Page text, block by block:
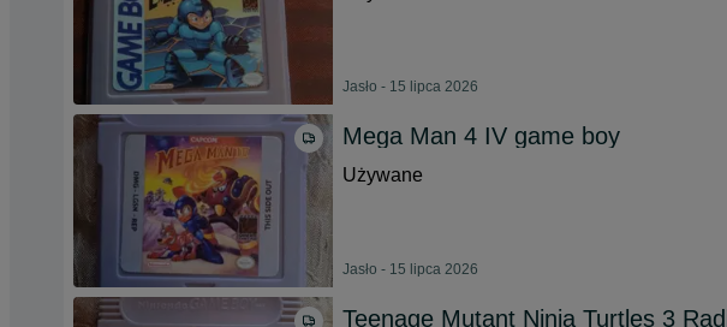
Jasło - 15 lipca 2026
Mega Man 4 IV game boy
Używane
Jasło - 15 lipca 2026
Teenage Mutant Ninja Turtles 3